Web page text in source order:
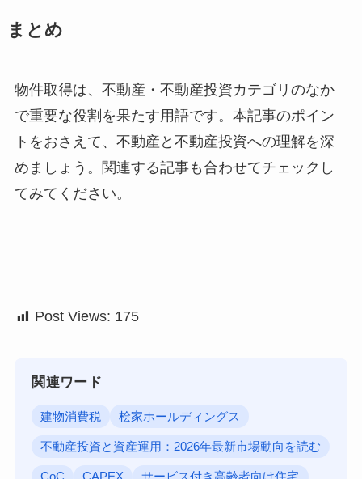
まとめ
物件取得は、不動産・不動産投資カテゴリのなか
で重要な役割を果たす用語です。本記事のポイン
トをおさえて、不動産と不動産投資への理解を深
めましょう。関連する記事も合わせてチェックし
てみてください。
Post Views: 175
関連ワード
建物消費税 桧家ホールディングス
不動産投資と資産運用：2026年最新市場動向を読む